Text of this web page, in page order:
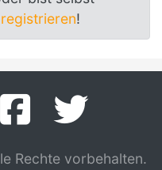
!
Rechte vorbehalten.